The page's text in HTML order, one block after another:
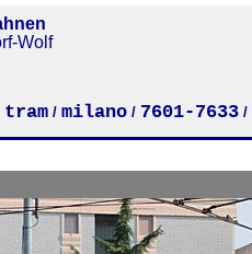
Wolf
tram / milano / 7601-7633 /